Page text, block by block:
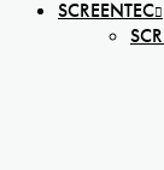
SCREENTEC